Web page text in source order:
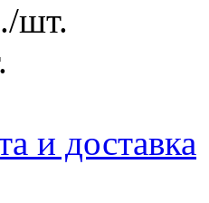
/шт.
и доставка